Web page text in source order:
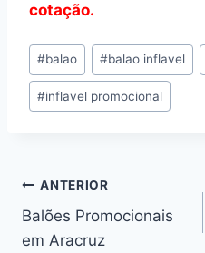
cotação.
Tags
do
Post:
#balao #balao inflavel
#inflavel promocional
Navegação
de
ANTERIOR
Balões Promocionais
em Aracruz